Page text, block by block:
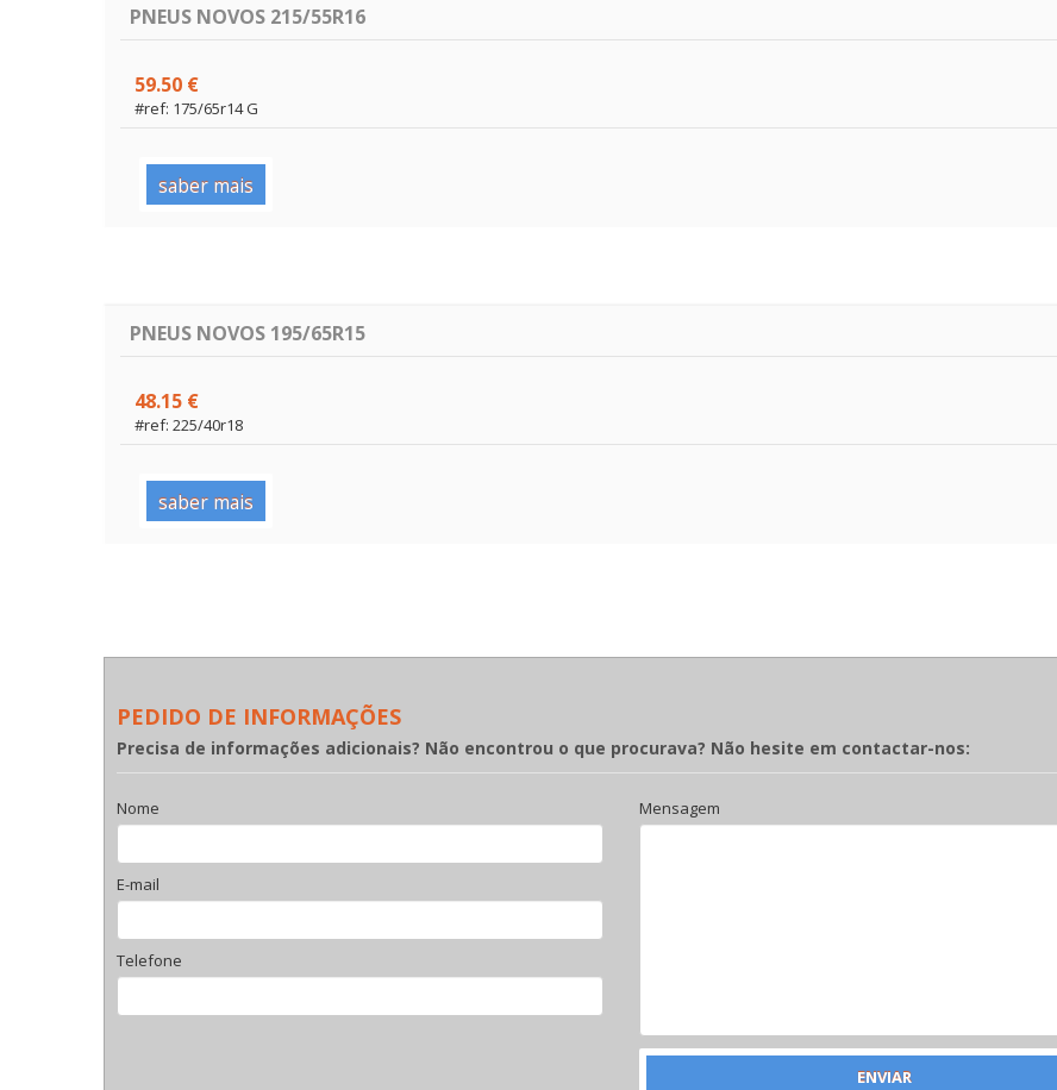
PNEUS NOVOS 215/55R16
59.50 €
#ref: 175/65r14 G
saber mais
PNEUS NOVOS 195/65R15
48.15 €
#ref: 225/40r18
saber mais
PEDIDO DE INFORMAÇÕES
Precisa de informações adicionais? Não encontrou o que procurava? Não hesite em contactar-nos:
Nome
E-mail
Telefone
Mensagem